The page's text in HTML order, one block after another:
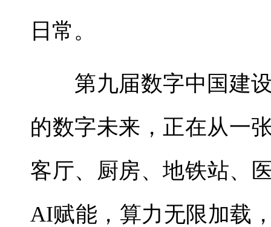
日常。
第九届数字中国建设
的数字未来，正在从一
客厅、厨房、地铁站、
AI赋能，算力无限加载